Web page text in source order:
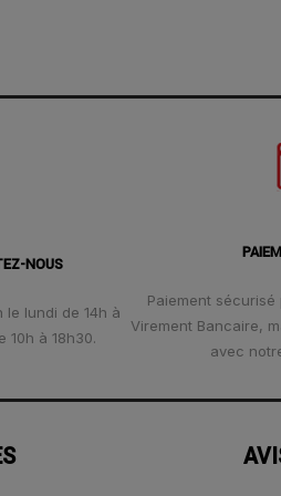
NOUS
le lundi de 14h à
10h à 18h30.
Paiement
Virement Bancaire,
avec